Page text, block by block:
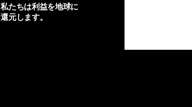
私たちは利益を地球に
還元します。